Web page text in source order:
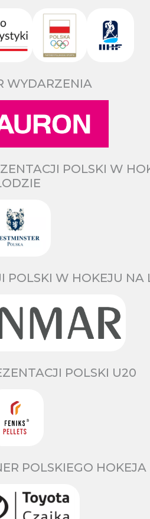
WYDARZENIA
POLSKI W
POLSKI W HOKEJU NA
POLSKI U20
POLSKIEGO HOKEJA